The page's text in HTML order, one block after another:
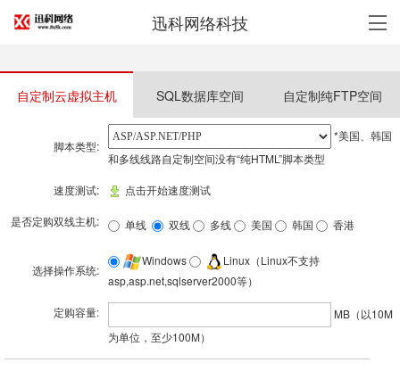
迅科网络科技
自定制云虚拟主机 SQL数据库空间 自定制纯FTP空间
脚本类型:
*美国、韩国
和多线线路自定制空间没有“纯HTML”脚本类型
速度测试: 点击开始速度测试
是否定购双线主机: 单线 双线 多线 美国 韩国 香港
选择操作系统:
Windows
Linux（Linux不支持
asp,asp.net,sqlserver2000等）
定购容量:
MB（以10M
为单位，至少100M）